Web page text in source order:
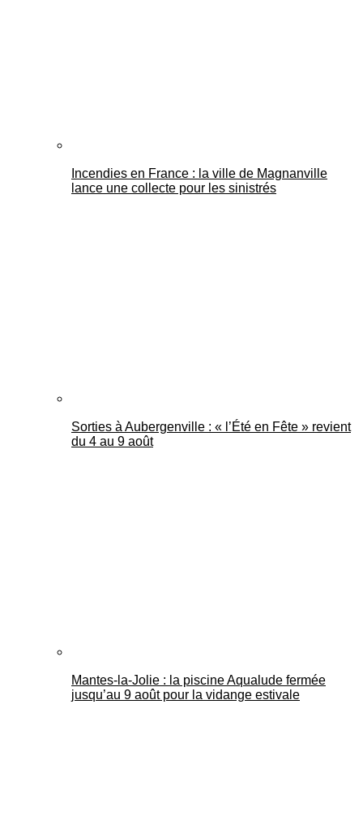
Incendies en France : la ville de Magnanville
lance une collecte pour les sinistrés
Sorties à Aubergenville : « l’Été en Fête » revient
du 4 au 9 août
Mantes-la-Jolie : la piscine Aqualude fermée
jusqu’au 9 août pour la vidange estivale